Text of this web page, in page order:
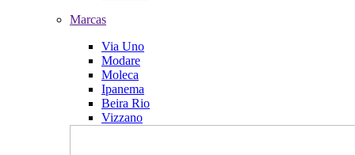
Marcas
Via Uno
Modare
Moleca
Ipanema
Beira Rio
Vizzano